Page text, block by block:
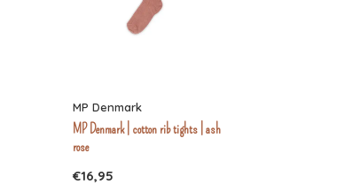
MP Denmark
MP Denmark | cotton rib tights | ash
rose
€16,95